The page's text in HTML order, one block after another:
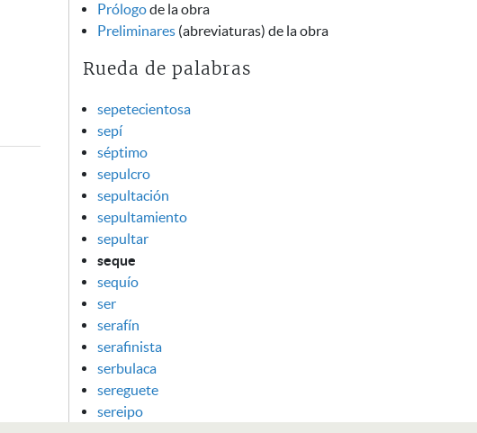
Prólogode la obra
Preliminares (abreviaturas) de la obra
Rueda de palabras
sepetecientosa
sepí
séptimo
sepulcro
sepultación
sepultamiento
sepultar
seque
sequío
ser
serafín
serafinista
serbulaca
sereguete
sereipo